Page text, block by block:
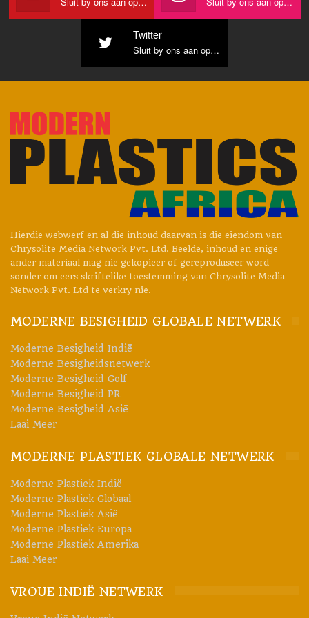
stroomversamelaarfilms
Brückner se biax-lyne
onlangs ook vir saamgestelde stroomkollektorfilms, die
maak die produksie van uiters dun films van tot 2 μm moontlik
vir die hoogste energiedigtheid in EV-toepassings, sowel as
dikker films
in die reeks van 6.8-12 μm vir HVDC in
kragtransmissie, wind- en sonkragomsetters en allerhande
ander elektriese kapasitortoepassings.
Brückner Maschinenbaubied ook hoogs aangepaste
produksieoplossings vir gevorderde hoëprestasieplastiek soos
PTFE, PI, PPS en ander. 'n Besondere hoogtepunt is die
Transverse Direction Orienter (TDO)
prosestemperature van meer as 400°C, wat maksimum stabiliteit
en presisie verseker, selfs onder uiterste termiese toestande.
PTFE-filmproduksielynwat spesifiek vir die Chinese mark
Twitter
Sluit by ons aan op Twitter
Hierdie webwerf en al die inhoud daarvan is die eiendom van
Chrysolite Media Network Pvt. Ltd. Beelde, inhoud en enige
ander materiaal mag nie gekopieer of gereproduseer word
sonder om eers skriftelike toestemming van Chrysolite Media
Network Pvt. Ltd te verkry nie.
MODERNE BESIGHEID GLOBALE NETWERK
Moderne Besigheid Indië
Moderne Besigheidsnetwerk
Moderne Besigheid Golf
Moderne Besigheid PR
Moderne Besigheid Asië
Laai Meer
MODERNE PLASTIEK GLOBALE NETWERK
Moderne Plastiek Indië
Moderne Plastiek Globaal
Moderne Plastiek Asië
Moderne Plastiek Europa
Moderne Plastiek Amerika
Laai Meer
VROUE INDIË NETWERK